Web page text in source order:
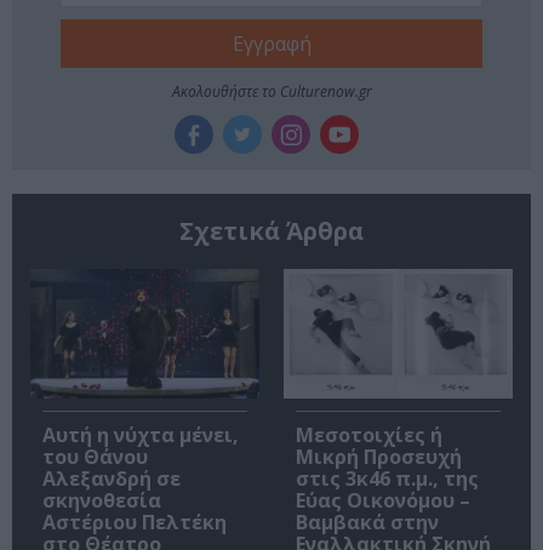
Ακολουθήστε το Culturenow.gr
Σχετικά Άρθρα
Αυτή η νύχτα μένει,
του Θάνου
Αλεξανδρή σε
σκηνοθεσία
Αστέριου Πελτέκη
στο Θέατρο
Μεσοτοιχίες ή
Μικρή Προσευχή
στις 3κ46 π.μ., της
Εύας Οικονόμου –
Βαμβακά στην
Εναλλακτική Σκηνή